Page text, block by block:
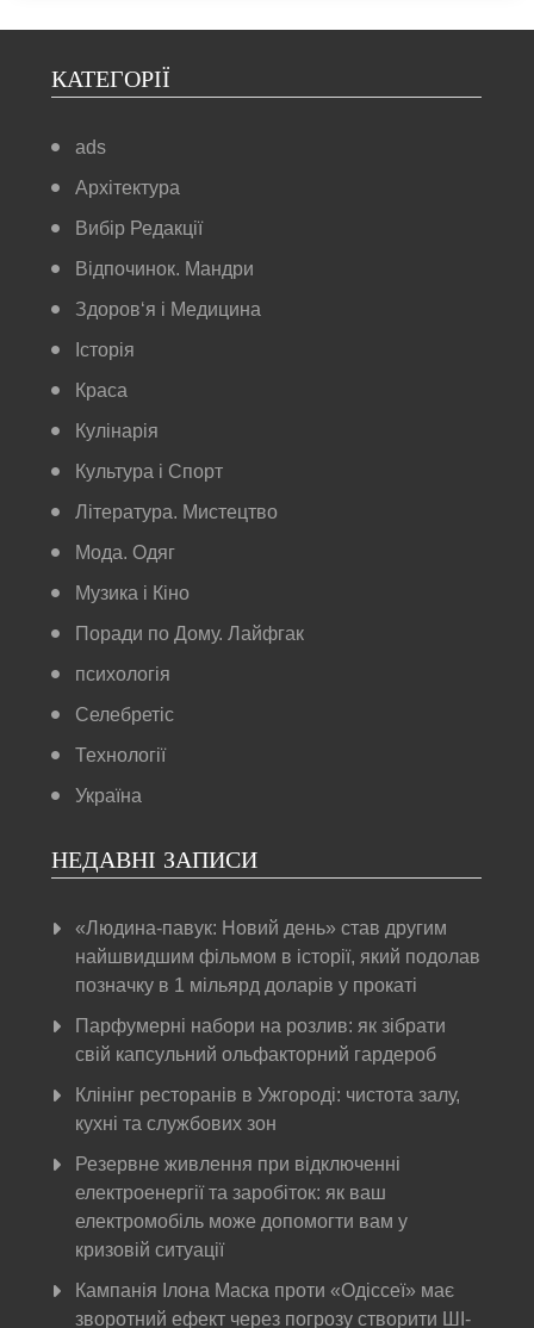
КАТЕГОРІЇ
ads
Архітектура
Вибір Редакції
Відпочинок. Мандри
Здоров‘я і Медицина
Історія
Краса
Кулінарія
Культура і Спорт
Література. Мистецтво
Мода. Одяг
Музика і Кіно
Поради по Дому. Лайфгак
психологія
Селебретіс
Технології
Україна
НЕДАВНІ ЗАПИСИ
«Людина-павук: Новий день» став другим
найшвидшим фільмом в історії, який подолав
позначку в 1 мільярд доларів у прокаті
Парфумерні набори на розлив: як зібрати
свій капсульний ольфакторний гардероб
Клінінг ресторанів в Ужгороді: чистота залу,
кухні та службових зон
Резервне живлення при відключенні
електроенергії та заробіток: як ваш
електромобіль може допомогти вам у
кризовій ситуації
Кампанія Ілона Маска проти «Одіссеї» має
зворотний ефект через погрозу створити ШІ-